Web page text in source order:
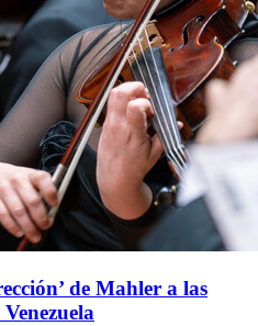
de Mahler a las